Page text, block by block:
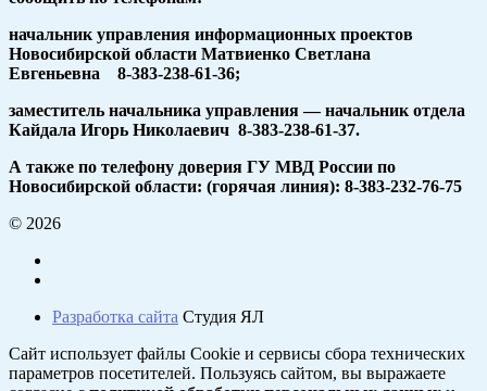
начальник управления информационных проектов
Новосибирской области Матвиенко Светлана
Евгеньевна 8-383-238-61-36;
заместитель начальника управления — начальник отдела
Кайдала Игорь Николаевич 8-383-238-61-37.
А также по телефону доверия ГУ МВД России по
Новосибирской области: (горячая линия): 8-383-232-76-75
© 2026
Разработка сайта Студия ЯЛ
Сайт использует файлы Cookie и сервисы сбора технических
параметров посетителей. Пользуясь сайтом, вы выражаете